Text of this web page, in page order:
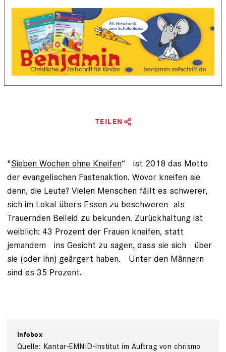
TEILEN
­"Sieben Wochen ohne Kneifen“ ist 2018 das Motto
der evangelischen Fastenaktion. Wovor ­kneifen sie
denn, die Leute? Vielen Menschen fällt es schwerer,
sich im ­Lokal übers Essen zu beschweren als
Trauernden Beileid zu bekunden. ­Zurückhaltung ist
weiblich: 43 Prozent der Frauen kneifen, statt
jemandem ins Gesicht zu sagen, dass sie sich über
sie (oder ihn) geärgert haben. Unter den Männern
sind es 35 Prozent.
Infobox
Quelle: Kantar-EMNID-Institut im Auftrag von chrismo